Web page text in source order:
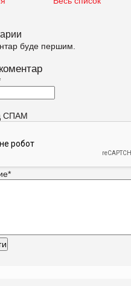
буде першим.
СПАМ
*